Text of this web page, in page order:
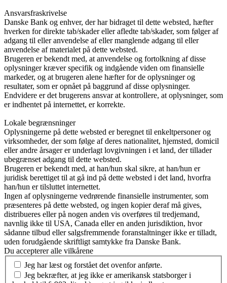
Ansvarsfraskrivelse
Danske Bank og enhver, der har bidraget til dette websted, hæfter
hverken for direkte tab/skader eller afledte tab/skader, som følger af
adgang til eller anvendelse af eller manglende adgang til eller
anvendelse af materialet på dette websted.
Brugeren er bekendt med, at anvendelse og fortolkning af disse
oplysninger kræver specifik og indgående viden om finansielle
markeder, og at brugeren alene hæfter for de oplysninger og
resultater, som er opnået på baggrund af disse oplysninger.
Endvidere er det brugerens ansvar at kontrollere, at oplysninger, som
er indhentet på internettet, er korrekte.
Lokale begrænsninger
Oplysningerne på dette websted er beregnet til enkeltpersoner og
virksomheder, der som følge af deres nationalitet, hjemsted, domicil
eller andre årsager er underlagt lovgivningen i et land, der tillader
ubegrænset adgang til dette websted.
Brugeren er bekendt med, at han/hun skal sikre, at han/hun er
juridisk berettiget til at gå ind på dette websted i det land, hvorfra
han/hun er tilsluttet internettet.
Ingen af oplysningerne vedrørende finansielle instrumenter, som
præsenteres på dette websted, og ingen kopier deraf må gives,
distribueres eller på nogen anden vis overføres til tredjemand,
navnlig ikke til USA, Canada eller en anden jurisdiktion, hvor
sådanne tilbud eller salgsfremmende foranstaltninger ikke er tilladt,
uden forudgående skriftligt samtykke fra Danske Bank.
Du accepterer alle vilkårene
Jeg har læst og forstået det ovenfor anførte.
Jeg bekræfter, at jeg ikke er amerikansk statsborger i